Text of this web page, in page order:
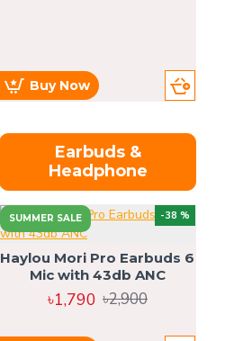
Buy Now
Earbuds &
Headphone
SUMMER SALE -38 %
Haylou Mori Pro Earbuds 6
Mic with 43db ANC
৳1,790 ৳2,900